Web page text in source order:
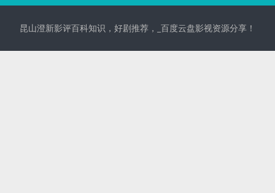
昆山澄新影评百科知识，好剧推荐，_百度云盘影视资源分享！